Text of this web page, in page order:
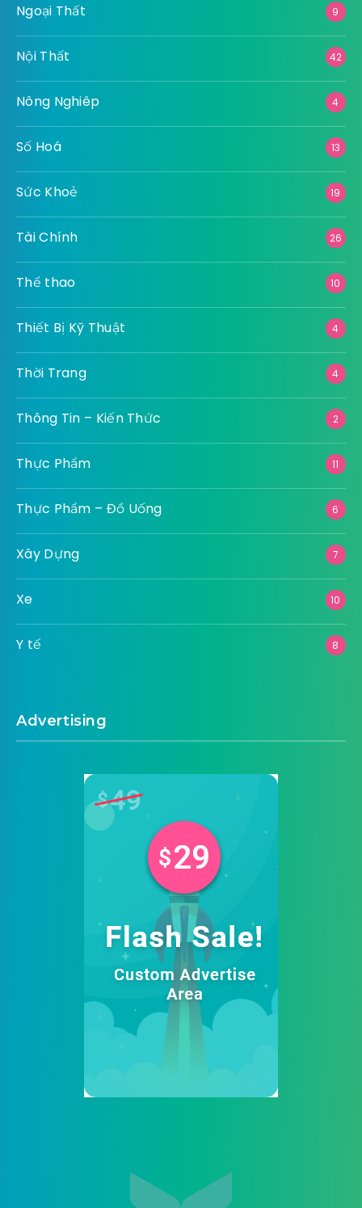
Ngoại Thất 9
Nội Thất 42
Nông Nghiêp 4
Số Hoá 13
Sức Khoẻ 19
Tài Chính 26
Thể thao 10
Thiết Bị Kỹ Thuật 4
Thời Trang 4
Thông Tin – Kiến Thức 2
Thực Phẩm 11
Thực Phẩm – Đồ Uống 6
Xây Dựng 7
Xe 10
Y tế 8
Advertising